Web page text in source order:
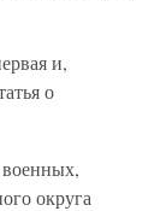
и,
о
округа